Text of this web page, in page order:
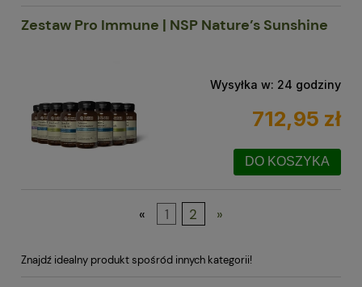
Zestaw Pro Immune | NSP Nature’s Sunshine
Wysyłka w: 24 godziny
712,95 zł
DO KOSZYKA
« 1 2 »
Znajdź idealny produkt spośród innych kategorii!